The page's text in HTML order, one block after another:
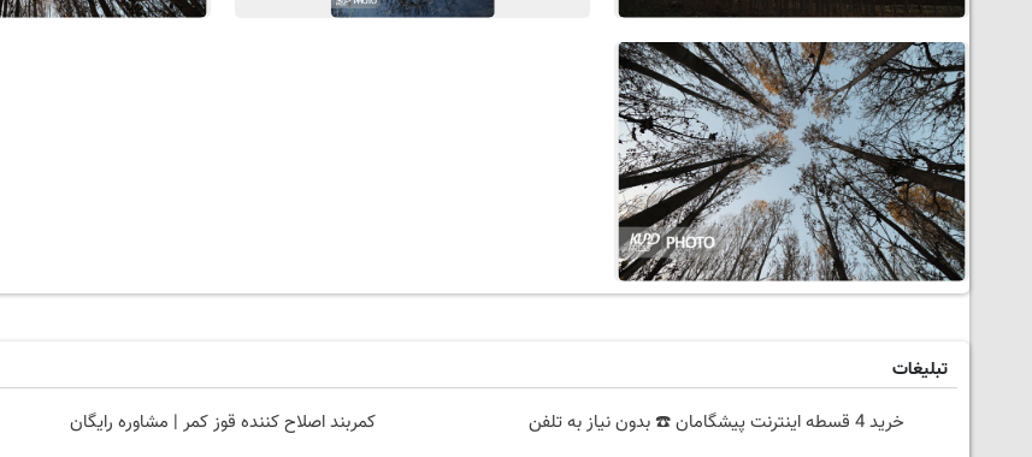
تبلیغات
خرید 4 قسطه اینترنت پیشگامان ☎️ بدون نیاز به تلفن
کمربند اصلاح کننده قوز کمر | مشاوره رایگان